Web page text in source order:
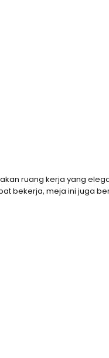
ruang kerja yang
bekerja, meja ini juga